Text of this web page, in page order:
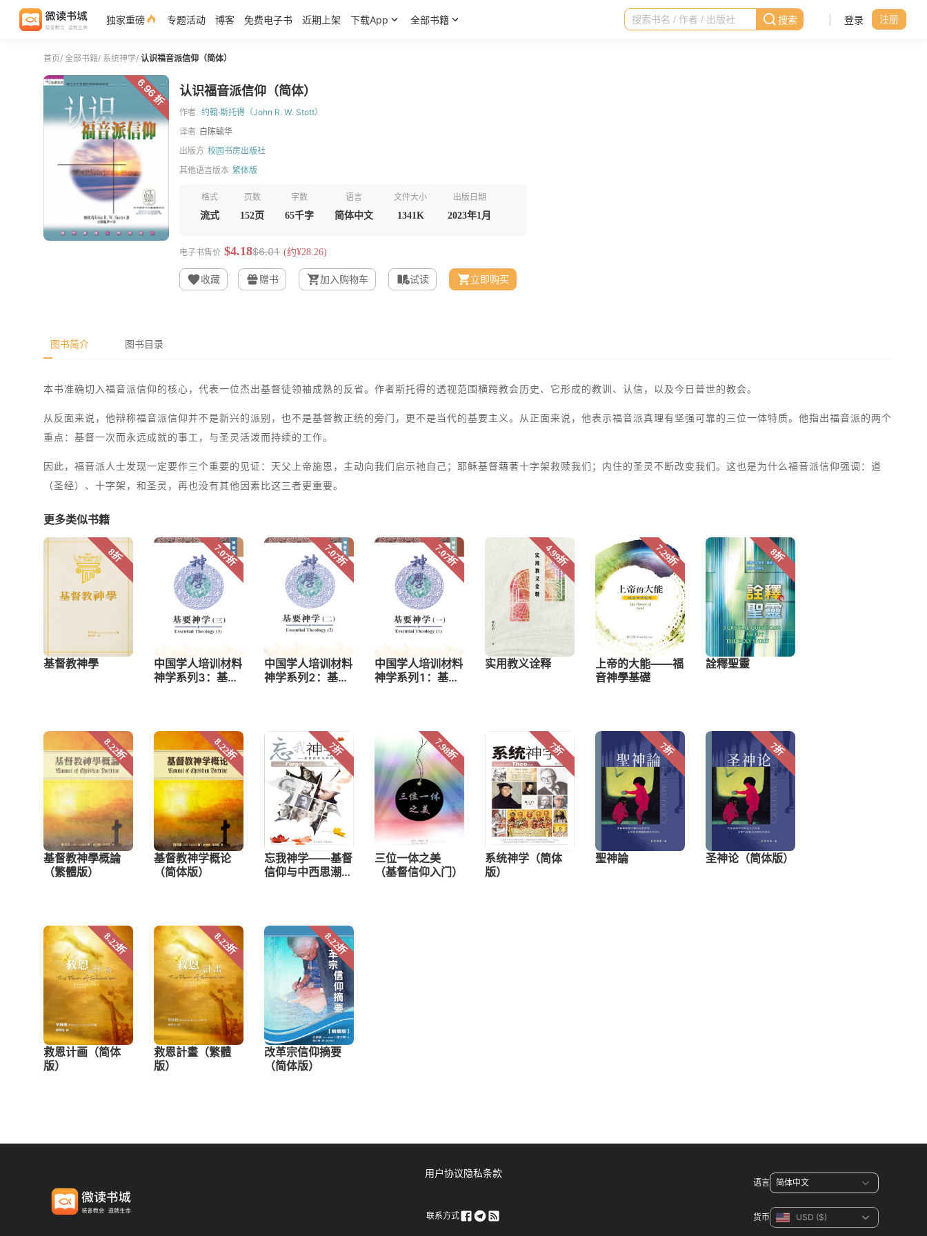
独家重磅 专题活动 博客 免费电子书 近期上架 下载App 全部书籍 登录 注册
首页/ 全部书籍/ 系统神学/ 认识福音派信仰（简体）
6.96 折 认识福音派信仰（简体）
作者 约翰·斯托得（John R. W. Stott）
译者 白陈毓华
出版方 校园书房出版社
其他语言版本 繁体版
格式
流式
页数
152页
字数
65千字
语言
简体中文
文件大小
1341K
出版日期
2023年1月
电子书售价 $4.18$6.01 (约¥28.26)
收藏 赠书 加入购物车 试读 立即购买
图书简介 图书目录
本书准确切入福音派信仰的核心，代表一位杰出基督徒领袖成熟的反省。作者斯托得的透视范围横跨教会历史、它形成的教训、认信，以及今日普世的教会。
从反面来说，他辩称福音派信仰并不是新兴的派别，也不是基督教正统的旁门，更不是当代的基要主义。从正面来说，他表示福音派真理有坚强可靠的三位一体特质。他指出福音派的两个
重点：基督一次而永远成就的事工，与圣灵活泼而持续的工作。
因此，福音派人士发现一定要作三个重要的见证：天父上帝施恩，主动向我们启示祂自己；耶稣基督藉著十字架救赎我们；内住的圣灵不断改变我们。这也是为什么福音派信仰强调：道
（圣经）、十字架，和圣灵，再也没有其他因素比这三者更重要。
更多类似书籍
用户协议隐私条款
语言
货币
联系方式